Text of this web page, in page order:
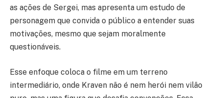
as ações de Sergei, mas apresenta um estudo de
personagem que convida o público a entender suas
motivações, mesmo que sejam moralmente
questionáveis.
Esse enfoque coloca o filme em um terreno
intermediário, onde Kraven não é nem herói nem vilão